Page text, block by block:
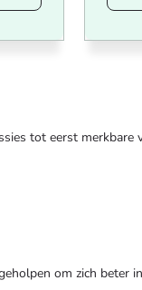
of
tot eerst merkbare
om zich beter